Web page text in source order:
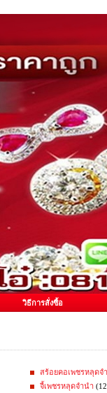
วิธีการสั่งซื้อ
สร้อยคอเพชรหลุดจ
จี้เพชรหลุดจำนำ